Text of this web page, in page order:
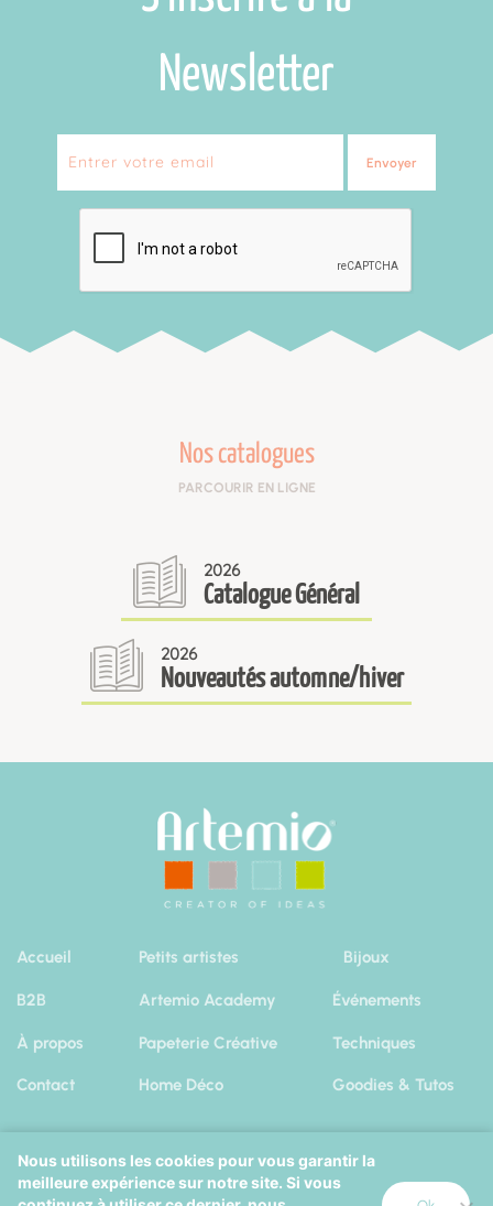
Newsletter
Envoyer
Nos catalogues
PARCOURIR EN LIGNE
2026
Catalogue Général
2026
Nouveautés automne/hiver
Accueil
B2B
À propos
Contact
Petits artistes
Artemio Academy
Papeterie Créative
Home Déco
Bijoux
Événements
Techniques
Goodies & Tutos
Nous utilisons les cookies pour vous garantir la
meilleure expérience sur notre site. Si vous